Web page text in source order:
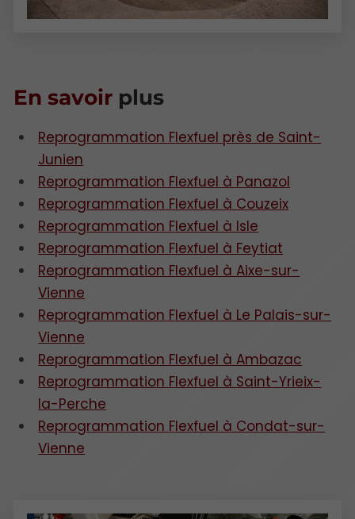
En savoir plus
Reprogrammation Flexfuel près de Saint-
Junien
Reprogrammation Flexfuel à Panazol
Reprogrammation Flexfuel à Couzeix
Reprogrammation Flexfuel à Isle
Reprogrammation Flexfuel à Feytiat
Reprogrammation Flexfuel à Aixe-sur-
Vienne
Reprogrammation Flexfuel à Le Palais-sur-
Vienne
Reprogrammation Flexfuel à Ambazac
Reprogrammation Flexfuel à Saint-Yrieix-
la-Perche
Reprogrammation Flexfuel à Condat-sur-
Vienne